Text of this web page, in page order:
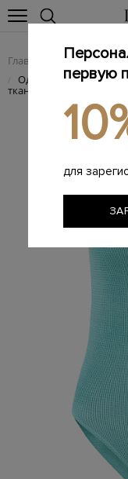
Главная Женщинам /
/ Однотонный
ткани ламе
первую
для